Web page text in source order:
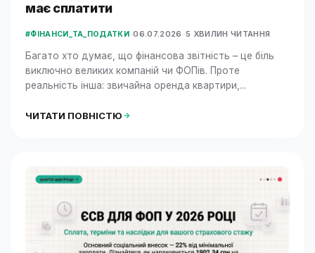
має сплатити
#ФІНАНСИ_ТА_ПОДАТКИ •06.07.2026 5 ХВИЛИН ЧИТАННЯ
Багато хто думає, що фінансова звітність – це біль
виключно великих компаній чи ФОПів. Проте
реальність інша: звичайна оренда квартири,...
ЧИТАТИ ПОВНІСТЮ